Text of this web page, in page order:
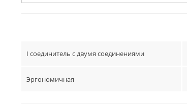
I соединитель с двумя соединениями
Эргономичная